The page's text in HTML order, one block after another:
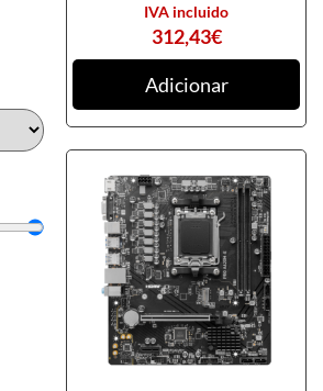
312,43€
IVA incluido
Adicionar